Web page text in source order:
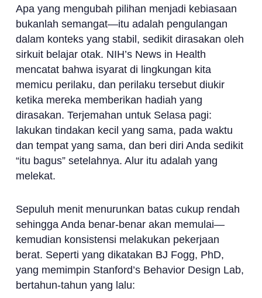
Apa yang mengubah pilihan menjadi kebiasaan
bukanlah semangat—itu adalah pengulangan
dalam konteks yang stabil, sedikit dirasakan oleh
sirkuit belajar otak. NIH’s News in Health
mencatat bahwa isyarat di lingkungan kita
memicu perilaku, dan perilaku tersebut diukir
ketika mereka memberikan hadiah yang
dirasakan. Terjemahan untuk Selasa pagi:
lakukan tindakan kecil yang sama, pada waktu
dan tempat yang sama, dan beri diri Anda sedikit
“itu bagus” setelahnya. Alur itu adalah yang
melekat.
Sepuluh menit menurunkan batas cukup rendah
sehingga Anda benar-benar akan memulai—
kemudian konsistensi melakukan pekerjaan
berat. Seperti yang dikatakan BJ Fogg, PhD,
yang memimpin Stanford’s Behavior Design Lab,
bertahun-tahun yang lalu: